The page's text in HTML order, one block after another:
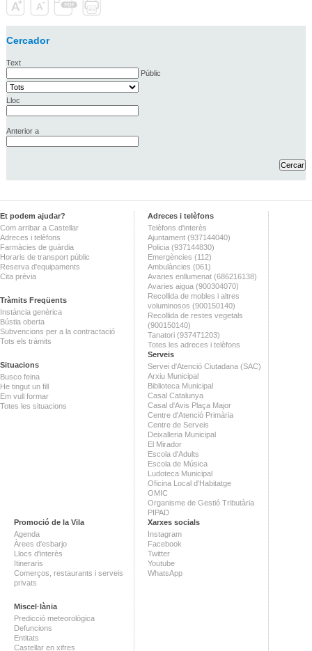
Cercador
Text
Públic
Lloc
Anterior a
Et podem ajudar?
Com arribar a Castellar
Adreces i telèfons
Farmàcies de guàrdia
Horaris de transport públic
Reserva d'equipaments
Cita prèvia
Tràmits Freqüents
Instància genèrica
Bústia oberta
Subvencions per a la contractació
Tots els tràmits
Situacions
Busco feina
He tingut un fill
Em vull formar
Totes les situacions
Adreces i telèfons
Telèfons d'interès
Ajuntament (937144040)
Policia (937144830)
Emergències (112)
Ambulàncies (061)
Avaries enllumenat (686216138)
Avaries aigua (900304070)
Recollida de mobles i altres
voluminosos (900150140)
Recollida de restes vegetals
(900150140)
Tanatori (937471203)
Totes les adreces i telèfons
Serveis
Servei d'Atenció Ciutadana (SAC)
Arxiu Municipal
Biblioteca Municipal
Casal Catalunya
Casal d'Avis Plaça Major
Centre d'Atenció Primària
Centre de Serveis
Deixalleria Municipal
El Mirador
Escola d'Adults
Escola de Música
Ludoteca Municipal
Oficina Local d'Habitatge
OMIC
Organisme de Gestió Tributària
PIPAD
Promoció de la Vila
Agenda
Àrees d'esbarjo
Llocs d'interès
Itineraris
Comerços, restaurants i serveis
privats
Miscel·lània
Predicció meteorològica
Defuncions
Entitats
Castellar en xifres
Xarxes socials
Instagram
Facebook
Twitter
Youtube
WhatsApp